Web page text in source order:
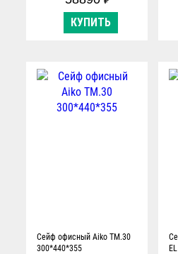
КУПИТЬ
Сейф офисный Aiko TM.30
300*440*355